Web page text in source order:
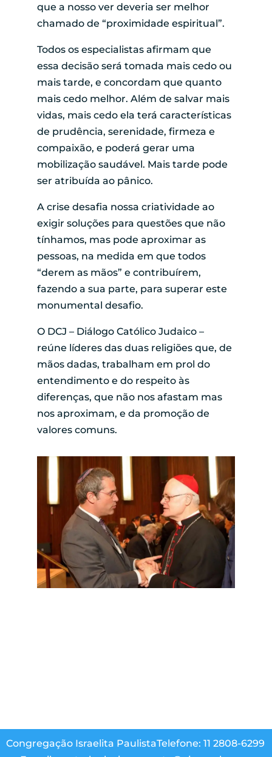
que a nosso ver deveria ser melhor
chamado de “proximidade espiritual”.
Todos os especialistas afirmam que
essa decisão será tomada mais cedo ou
mais tarde, e concordam que quanto
mais cedo melhor. Além de salvar mais
vidas, mais cedo ela terá características
de prudência, serenidade, firmeza e
compaixão, e poderá gerar uma
mobilização saudável. Mais tarde pode
ser atribuída ao pânico.
A crise desafia nossa criatividade ao
exigir soluções para questões que não
tínhamos, mas pode aproximar as
pessoas, na medida em que todos
“derem as mãos” e contribuírem,
fazendo a sua parte, para superar este
monumental desafio.
O DCJ – Diálogo Católico Judaico –
reúne líderes das duas religiões que, de
mãos dadas, trabalham em prol do
entendimento e do respeito às
diferenças, que não nos afastam mas
nos aproximam, e da promoção de
valores comuns.
Congregação Israelita PaulistaTelefone: 11 2808-6299